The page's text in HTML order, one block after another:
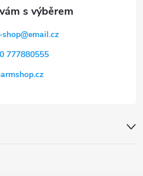
@email.cz
777880555